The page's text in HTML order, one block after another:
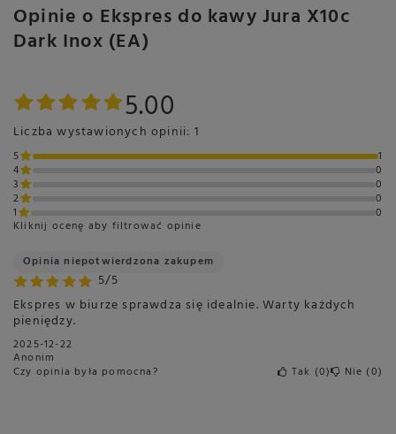
Cold Brew Cappuccino
Flat White
Dzbanek kawy
2x Caffe latte
2x Gorące mleko
Opinie o Ekspres do kawy Jura X10c
Dark Inox (EA)
5.00
Liczba wystawionych opinii: 1
5
1
4
0
3
0
2
0
1
0
Kliknij ocenę aby filtrować opinie
5/5
Opinia niepotwierdzona zakupem
Ekspres w biurze sprawdza się idealnie. Warty każdych
pieniędzy.
2025-12-22
Anonim
Czy opinia była pomocna? Tak 0 Nie 0